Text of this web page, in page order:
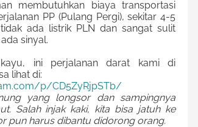
membutuhkan biaya transportasi
PP (Pulang Pergi), sekitar 4-5
ada listrik PLN dan sangat sulit
sinyal.
ini perjalanan darat kami di
lihat di:
p/CD5ZyRjpSTb/
yang longsor dan sampingnya
Salah injak kaki, kita bisa jatuh ke
pun harus dibantu didorong orang.